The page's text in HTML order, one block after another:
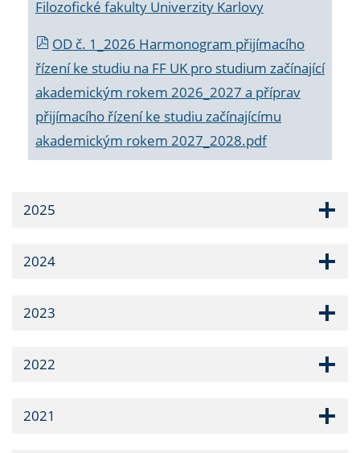
Filozofické fakulty Univerzity Karlovy
OD č. 1_2026 Harmonogram přijímacího
řízení ke studiu na FF UK pro studium začínající
akademickým rokem 2026_2027 a příprav
přijímacího řízení ke studiu začínajícímu
akademickým rokem 2027_2028.pdf
2025
2024
2023
2022
2021